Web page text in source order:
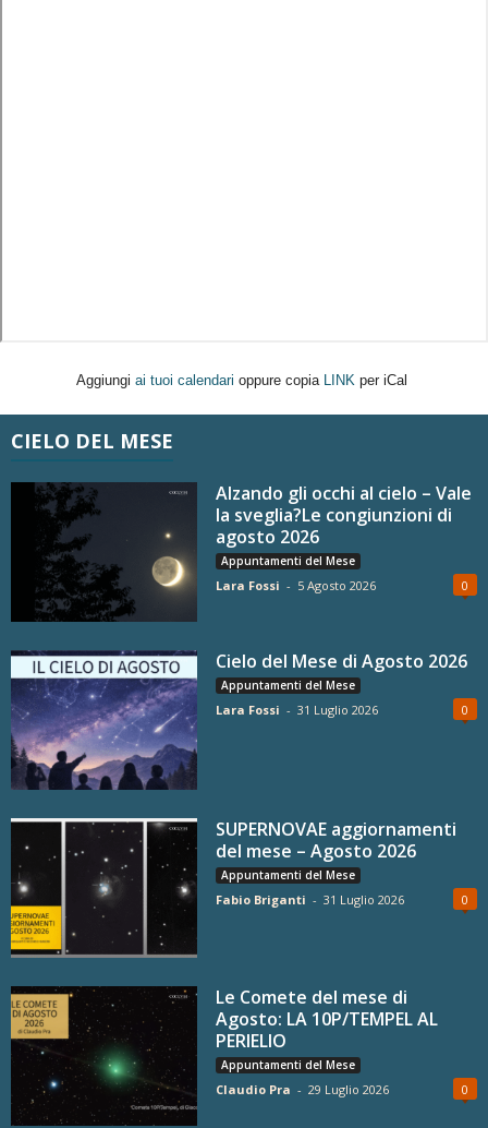
Aggiungi ai tuoi calendari oppure copia LINK per iCal
CIELO DEL MESE
Alzando gli occhi al cielo – Vale
la sveglia?Le congiunzioni di
agosto 2026
Appuntamenti del Mese
Lara Fossi - 5 Agosto 2026 0
Cielo del Mese di Agosto 2026
Appuntamenti del Mese
Lara Fossi - 31 Luglio 2026 0
SUPERNOVAE aggiornamenti
del mese – Agosto 2026
Appuntamenti del Mese
Fabio Briganti - 31 Luglio 2026 0
Le Comete del mese di
Agosto: LA 10P/TEMPEL AL
PERIELIO
Appuntamenti del Mese
Claudio Pra - 29 Luglio 2026 0